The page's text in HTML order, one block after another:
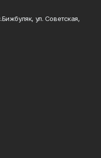
ул. Советская,